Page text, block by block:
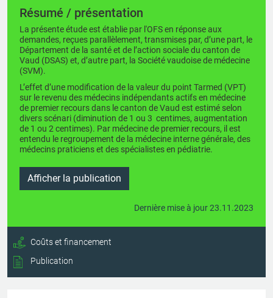
Résumé / présentation
La présente étude est établie par l'OFS en réponse aux
demandes, reçues parallèlement, transmises par, d’une part, le
Département de la santé et de l’action sociale du canton de
Vaud (DSAS) et, d’autre part, la Société vaudoise de médecine
(SVM).
L’effet d’une modification de la valeur du point Tarmed (VPT)
sur le revenu des médecins indépendants actifs en médecine
de premier recours dans le canton de Vaud est estimé selon
divers scénari (diminution de 1 ou 3 centimes, augmentation
de 1 ou 2 centimes). Par médecine de premier recours, il est
entendu le regroupement de la médecine interne générale, des
médecins praticiens et des spécialistes en pédiatrie.
Afficher la publication
Dernière mise à jour 23.11.2023
Coûts et financement
Publication